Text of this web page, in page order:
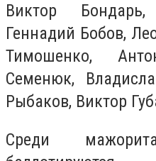
Виктор
Геннадий Бобов,
Тимошенко,
Семенюк,
Рыбаков, Виктор
Среди